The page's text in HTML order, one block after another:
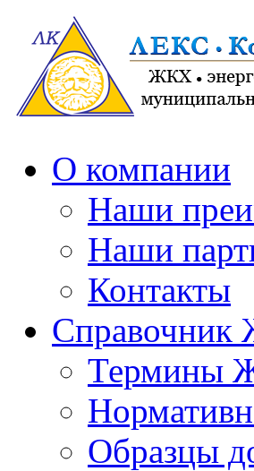
О компании
Наши
Наши
Контакты
Термины
Образцы